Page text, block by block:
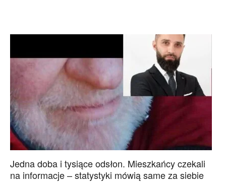
Jedna doba i tysiące odsłon. Mieszkańcy czekali
na informacje – statystyki mówią same za siebie